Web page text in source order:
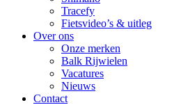
Tracefy
Fietsvideo’s & uitleg
Over ons
Onze merken
Balk Rijwielen
Vacatures
Nieuws
Contact